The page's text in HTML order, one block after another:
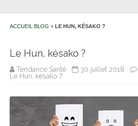
ACCUEIL BLOG » LE HUN, KÉSAKO ?
Le Hun, késako ?
Tendance Santé 30 juillet 2018
Le Hun, késako ?